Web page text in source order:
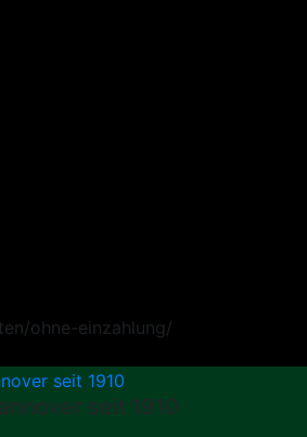
seit 1910